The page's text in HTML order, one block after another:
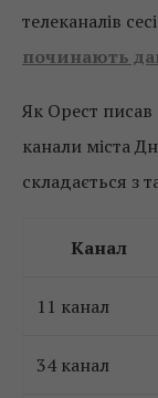
телеканалів
починають
Як Орест
канали міста
складається з
Канал
11 канал
34 канал